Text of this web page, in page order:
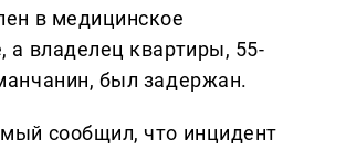
в медицинское
а владелец квартиры, 55-
был задержан.
сообщил, что инцидент